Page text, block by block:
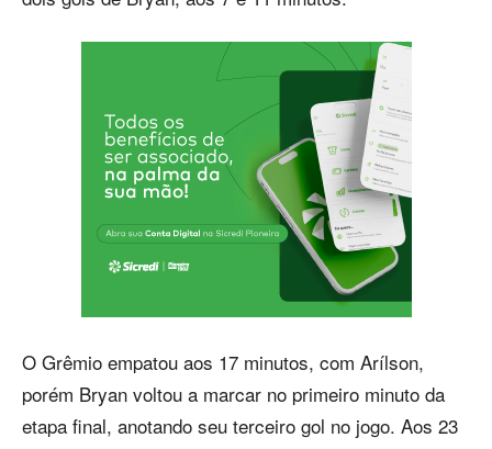
O Grêmio empatou aos 17 minutos, com Arílson,
porém Bryan voltou a marcar no primeiro minuto da
etapa final, anotando seu terceiro gol no jogo. Aos 23